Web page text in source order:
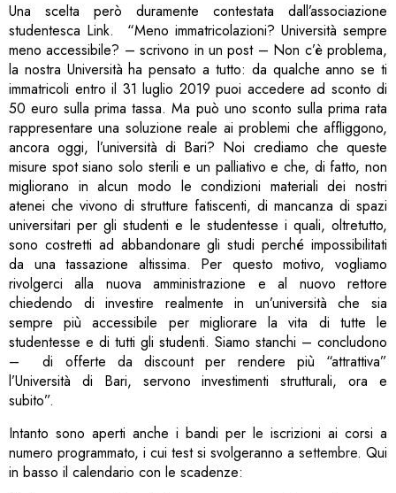
Una scelta però duramente contestata dall’associazione
studentesca Link. “Meno immatricolazioni? Università sempre
meno accessibile? – scrivono in un post – Non c’è problema,
la nostra Università ha pensato a tutto: da qualche anno se ti
immatricoli entro il 31 luglio 2019 puoi accedere ad sconto di
50 euro sulla prima tassa. Ma può uno sconto sulla prima rata
rappresentare una soluzione reale ai problemi che affliggono,
ancora oggi, l’università di Bari? Noi crediamo che queste
misure spot siano solo sterili e un palliativo e che, di fatto, non
migliorano in alcun modo le condizioni materiali dei nostri
atenei che vivono di strutture fatiscenti, di mancanza di spazi
universitari per gli studenti e le studentesse i quali, oltretutto,
sono costretti ad abbandonare gli studi perché impossibilitati
da una tassazione altissima. Per questo motivo, vogliamo
rivolgerci alla nuova amministrazione e al nuovo rettore
chiedendo di investire realmente in un’università che sia
sempre più accessibile per migliorare la vita di tutte le
studentesse e di tutti gli studenti. Siamo stanchi – concludono
– di offerte da discount per rendere più “attrattiva”
l’Università di Bari, servono investimenti strutturali, ora e
subito”.
Intanto sono aperti anche i bandi per le iscrizioni ai corsi a
numero programmato, i cui test si svolgeranno a settembre. Qui
in basso il calendario con le scadenze: